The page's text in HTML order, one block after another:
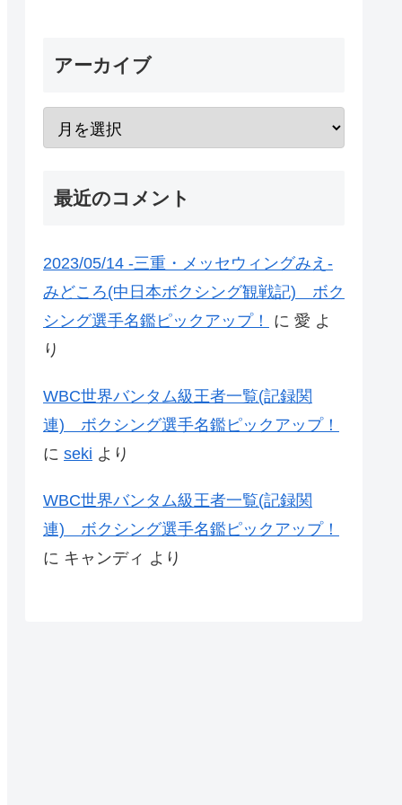
アーカイブ
最近のコメント
2023/05/14 -三重・メッセウィングみえ-
みどころ(中日本ボクシング観戦記) ボク
シング選手名鑑ピックアップ！
に 愛 よ
り
WBC世界バンタム級王者一覧(記録関
連) ボクシング選手名鑑ピックアップ！
に seki より
WBC世界バンタム級王者一覧(記録関
連) ボクシング選手名鑑ピックアップ！
に キャンディ より